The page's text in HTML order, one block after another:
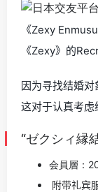
《Zexy
《Zexy》的
因为寻找结婚
这对于认真考虑
“ゼクシィ縁
会員層：
附带礼宾